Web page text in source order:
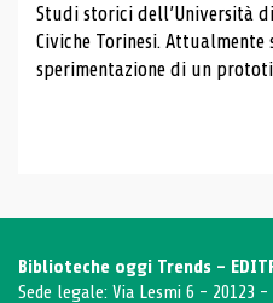
Studi storici dell’Università
Civiche Torinesi.
sperimentazione di un
Biblioteche oggi Trends -
Sede legale: Via Lesmi 6 - 20123